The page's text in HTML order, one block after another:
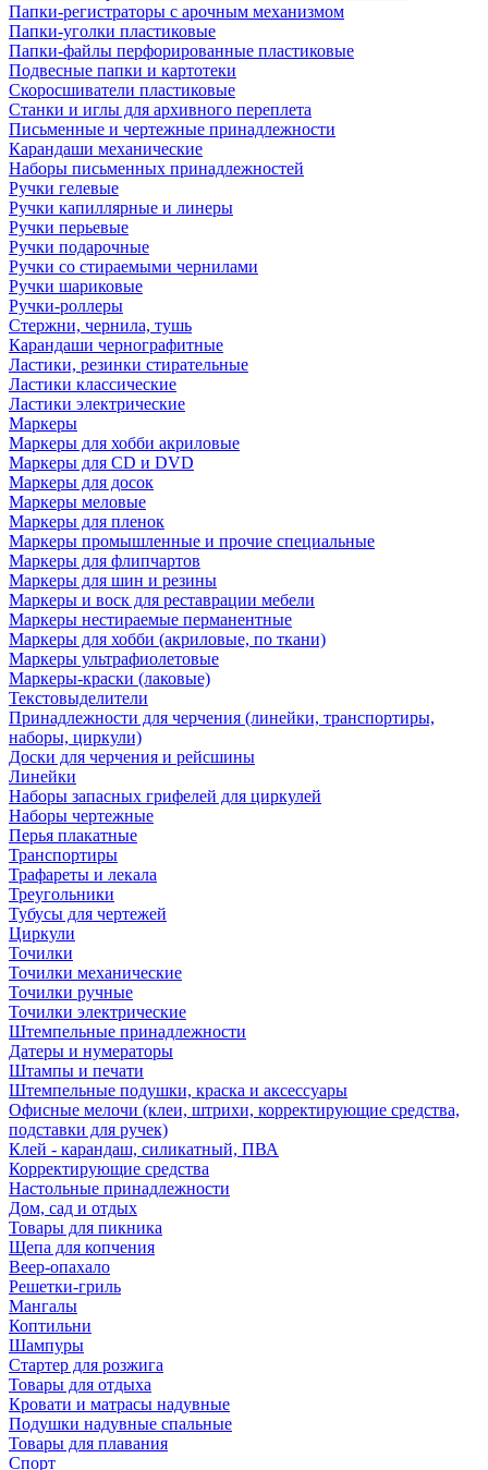
Папки-регистраторы с арочным механизмом
Папки-уголки пластиковые
Папки-файлы перфорированные пластиковые
Подвесные папки и картотеки
Скоросшиватели пластиковые
Станки и иглы для архивного переплета
Письменные и чертежные принадлежности
Карандаши механические
Наборы письменных принадлежностей
Ручки гелевые
Ручки капиллярные и линеры
Ручки перьевые
Ручки подарочные
Ручки со стираемыми чернилами
Ручки шариковые
Ручки-роллеры
Стержни, чернила, тушь
Карандаши чернографитные
Ластики, резинки стирательные
Ластики классические
Ластики электрические
Маркеры
Маркеры для хобби акриловые
Маркеры для CD и DVD
Маркеры для досок
Маркеры меловые
Маркеры для пленок
Маркеры промышленные и прочие специальные
Маркеры для флипчартов
Маркеры для шин и резины
Маркеры и воск для реставрации мебели
Маркеры нестираемые перманентные
Маркеры для хобби (акриловые, по ткани)
Маркеры ультрафиолетовые
Маркеры-краски (лаковые)
Текстовыделители
Принадлежности для черчения (линейки, транспортиры,
наборы, циркули)
Доски для черчения и рейсшины
Линейки
Наборы запасных грифелей для циркулей
Наборы чертежные
Перья плакатные
Транспортиры
Трафареты и лекала
Треугольники
Тубусы для чертежей
Циркули
Точилки
Точилки механические
Точилки ручные
Точилки электрические
Штемпельные принадлежности
Датеры и нумераторы
Штампы и печати
Штемпельные подушки, краска и аксессуары
Офисные мелочи (клеи, штрихи, корректирующие средства,
подставки для ручек)
Клей - карандаш, силикатный, ПВА
Корректирующие средства
Настольные принадлежности
Дом, сад и отдых
Товары для пикника
Щепа для копчения
Веер-опахало
Решетки-гриль
Мангалы
Коптильни
Шампуры
Стартер для розжига
Товары для отдыха
Кровати и матрасы надувные
Подушки надувные спальные
Товары для плавания
Спорт